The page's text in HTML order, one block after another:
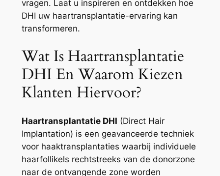
vragen. Laat u inspireren en ontdekken hoe
DHI uw haartransplantatie-ervaring kan
transformeren.
Wat Is Haartransplantatie
DHI En Waarom Kiezen
Klanten Hiervoor?
Haartransplantatie DHI (Direct Hair
Implantation) is een geavanceerde techniek
voor haaktransplantaties waarbij individuele
haarfollikels rechtstreeks van de donorzone
naar de ontvangende zone worden